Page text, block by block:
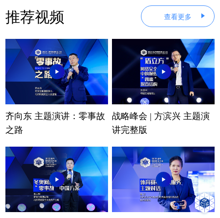
推荐视频 查看更多
齐向东 主题演讲：零事故
之路
战略峰会 | 方滨兴 主题演
讲完整版